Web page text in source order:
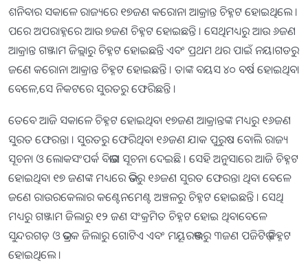
ଶନିବାର ସକାଳେ ରାଜ୍ୟରେ ୧୭ଜଣ କରୋନା ଆକ୍ରାନ୍ତ ଚିହ୍ନଟ ହୋଇଥିଲେ ।
ପରେ ଅପରାହ୍ନରେ ଆଉ ୭ଜଣ ଚିହ୍ନଟ ହୋଇଛନ୍ତି । ସେଥିମଧ୍ୟରୁ ଆଉ ୬ଜଣ
ଆକ୍ରାନ୍ତ ଗଞ୍ଜାମ ଜିଲ୍ଲାରୁ ଚିହ୍ନଟ ହୋଇଛନ୍ତି ଏବଂ ପ୍ରଥମ ଥର ପାଇଁ ନୟାଗଡରୁ
ଜଣେ କରୋନା ଆକ୍ରାନ୍ତ ଚିହ୍ନଟ ହୋଇଛନ୍ତି । ତାଙ୍କ ବୟସ ୪୦ ବର୍ଷ ହୋଇଥିବା
ବେଳେ,ସେ ନିକଟରେ ସୁରତରୁ ଫେରିଛନ୍ତି ।
ତେବେ ଆଜି ସକାଳେ ଚିହ୍ନଟ ହୋଇଥିବା ୧୭ଜଣ ଆକ୍ରାନ୍ତଙ୍କ ମଧ୍ୟରୁ ୧୬ଜଣ
ସୁରତ ଫେରନ୍ତା । ସୁରତରୁ ଫେରିଥିବା ୧୬ଜଣ ଯାକ ପୁରୁଷ ବୋଲି ରାଜ୍ୟ
ସୂଚନା ଓ ଲୋକସଂପର୍କ ବିଭାଗ ସୂଚନା ଦେଇଛି । ସେହି ଅନୁସାରେ ଆଜି ଚିହ୍ନଟ
ହୋଇଥିବା ୧୭ ଜଣଙ୍କ ମଧ୍ୟରେ ଭିତରୁ ୧୬ଜଣ ସୁରତ ଫେରନ୍ତା ଥିବା ବେଳେ
ଜଣେ ରାଉରକେଲାର କଣ୍ଟେନମେଣ୍ଟ ଅଞ୍ଚଳରୁ ଚିହ୍ନଟ ହୋଇଛନ୍ତି । ସେଥି
ମଧ୍ୟରୁ ଗଞ୍ଜାମ ଜିଲାରୁ ୧୨ ଜଣ ସଂକ୍ରମିତ ଚିହ୍ନଟ ହୋଇ ଥିବାବେଳେ
ସୁନ୍ଦରଗଡ଼ ଓ ଭଦ୍ରକ ଜିଲାରୁ ଗୋଟିଏ ଏବଂ ମୟୂରଭଞ୍ଜରୁ ୩ଜଣ ପଜିଟିଭ୍ ଚିହ୍ନଟ
ହୋଇଥିଲେ ।